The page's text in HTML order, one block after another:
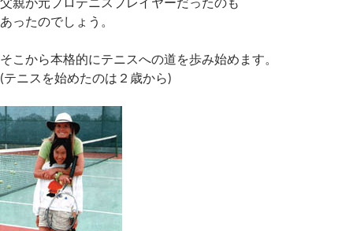
あったのでしょう。
そこから本格的にテニスへの道を歩み始めます。
(テニスを始めたのは２歳から)